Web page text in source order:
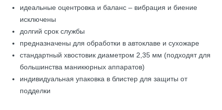
идеальные оцентровка и баланс – вибрация и биение
исключены
долгий срок службы
предназначены для обработки в автоклаве и сухожаре
стандартный хвостовик диаметром 2,35 мм (подходят для
большинства маникюрных аппаратов)
индивидуальная упаковка в блистер для защиты от
подделки